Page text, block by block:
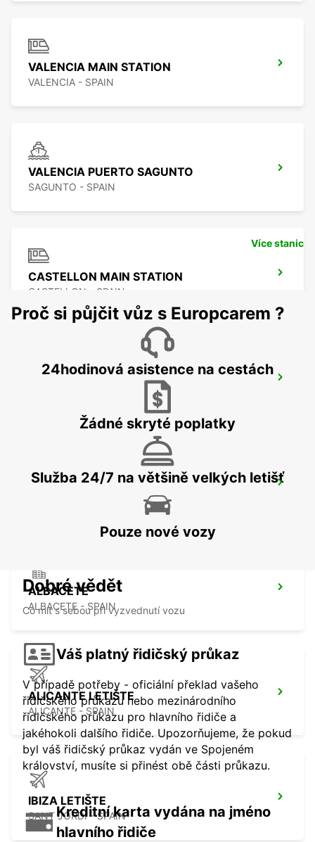
VALENCIA MAIN STATION
VALENCIA - SPAIN
VALENCIA PUERTO SAGUNTO
SAGUNTO - SPAIN
CASTELLON MAIN STATION
CASTELLON - SPAIN
ALICANTE NÁDRAŽÍ
ALBACETE
ALBACETE - SPAIN
ALICANTE LETIŠTE
ALICANTE - SPAIN
IBIZA LETIŠTE
SANT JORDI - SPAIN
Více stanic
Proč si půjčit vůz s Europcarem ?
24hodinová asistence na cestách
Žádné skryté poplatky
Služba 24/7 na většině velkých letišť
Pouze nové vozy
Dobré vědět
Co mít s sebou při vyzvednutí vozu
Váš platný řidičský průkaz
V případě potřeby - oficiální překlad vašeho
řidičského průkazu nebo mezinárodního
řidičského průkazu pro hlavního řidiče a
jakéhokoli dalšího řidiče. Upozorňujeme, že pokud
byl váš řidičský průkaz vydán ve Spojeném
království, musíte si přinést obě části průkazu.
Kreditní karta vydána na jméno
hlavního řidiče